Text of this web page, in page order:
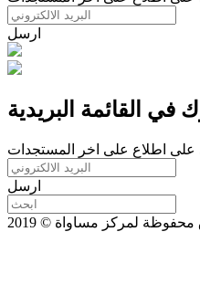
ارسل
في القائمة البريدية
على اطلاع على اخر المستجدات
ارسل
لمركز مساواة © 2019